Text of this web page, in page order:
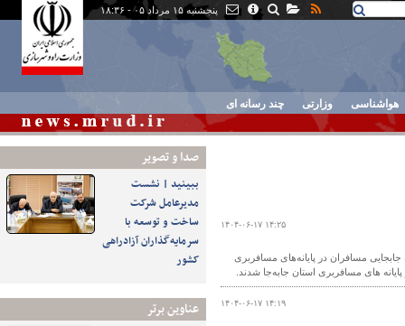
پنجشنبه ۱۵ مرداد ۰۵ - ۱۸:۳۶
هواشناسی وزارتی چند رسانه ای
صدا و تصوير
ببینید | نشست
مدیرعامل شرکت
ساخت و توسعه با
سرمایه‌گذاران آزادراهی
کشور
عناوین برتر
۱۴۰۴-۰۶-۱۷ ۱۴:۲۵
مسافران در پایانه‌های مسافربری
۱۴۰۴-۰۶-۱۷ ۱۴:۱۹